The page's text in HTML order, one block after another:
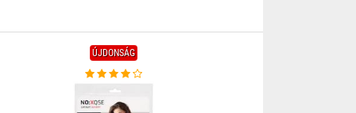
ÚJDONSÁG